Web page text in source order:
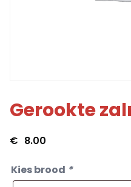
Gerookte
€ 8.00
Kies brood *